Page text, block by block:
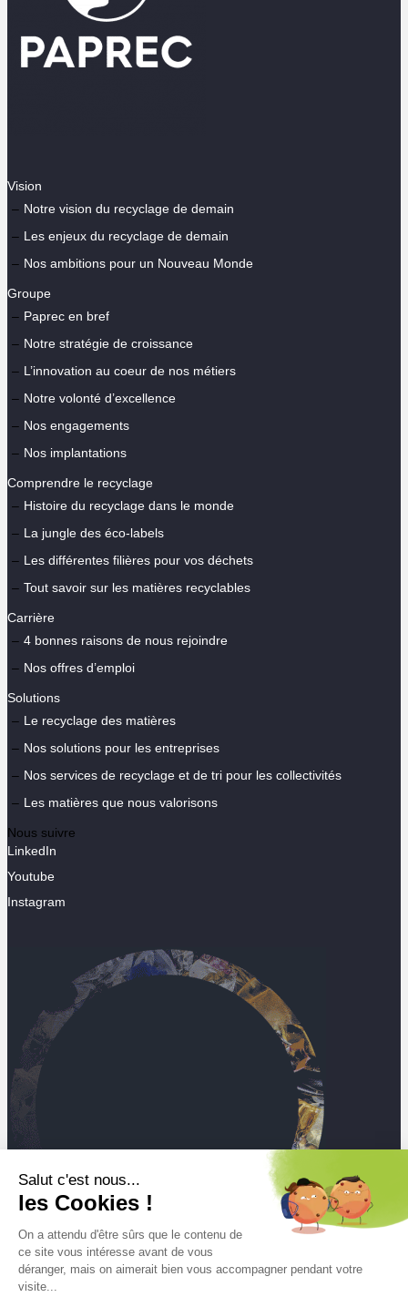
Salut c'est nous...
les Cookies !
On a attendu d'être sûrs que le contenu de
ce site vous intéresse avant de vous
déranger, mais on aimerait bien vous accompagner pendant votre
visite...
Vision
Notre vision du recyclage de demain
Les enjeux du recyclage de demain
Nos ambitions pour un Nouveau Monde
Groupe
Paprec en bref
Notre stratégie de croissance
L’innovation au coeur de nos métiers
Notre volonté d’excellence
Nos engagements
Nos implantations
Comprendre le recyclage
Histoire du recyclage dans le monde
La jungle des éco-labels
Les différentes filières pour vos déchets
Tout savoir sur les matières recyclables
Carrière
4 bonnes raisons de nous rejoindre
Nos offres d’emploi
Solutions
Le recyclage des matières
Nos solutions pour les entreprises
Nos services de recyclage et de tri pour les collectivités
Les matières que nous valorisons
Nous suivre
LinkedIn
Youtube
Instagram